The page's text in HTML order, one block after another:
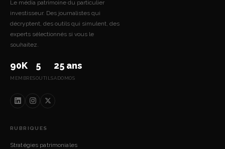
Le média patrimoine du particulier
investisseur. Des journalistes qui
décryptent, des outils qui simulent, des
experts sélectionnés si vous le
souhaitez.
90K
MEMBRES
5
OUTILS
25 ans
ADOMOS
RUBRIQUES
Stratégies patrimoniales